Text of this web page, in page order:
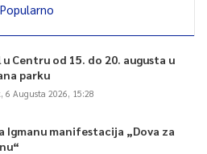
Popularno
u Centru od 15. do 20. augusta u
parku
6 Augusta 2026, 15:28
Igmanu manifestacija „Dova za